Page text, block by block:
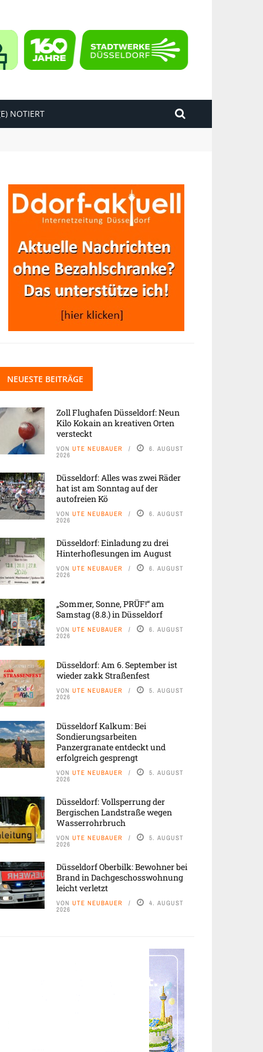
NOTIERT
NEUESTE BEITRÄGE
Zoll Flughafen Düsseldorf: Neun
Kilo Kokain an kreativen Orten
versteckt
VON UTE NEUBAUER 6. AUGUST
2026
Düsseldorf: Alles was zwei Räder
hat ist am Sonntag auf der
autofreien Kö
VON UTE NEUBAUER 6. AUGUST
2026
Düsseldorf: Einladung zu drei
Hinterhoflesungen im August
VON UTE NEUBAUER 6. AUGUST
2026
„Sommer, Sonne, PRÜF!“ am
Samstag (8.8.) in Düsseldorf
VON UTE NEUBAUER 6. AUGUST
2026
Düsseldorf: Am 6. September ist
wieder zakk Straßenfest
VON UTE NEUBAUER 5. AUGUST
2026
Düsseldorf Kalkum: Bei
Sondierungsarbeiten
Panzergranate entdeckt und
erfolgreich gesprengt
VON UTE NEUBAUER 5. AUGUST
2026
Düsseldorf: Vollsperrung der
Bergischen Landstraße wegen
Wasserrohrbruch
VON UTE NEUBAUER 5. AUGUST
2026
Düsseldorf Oberbilk: Bewohner bei
Brand in Dachgeschosswohnung
leicht verletzt
VON UTE NEUBAUER 4. AUGUST
2026